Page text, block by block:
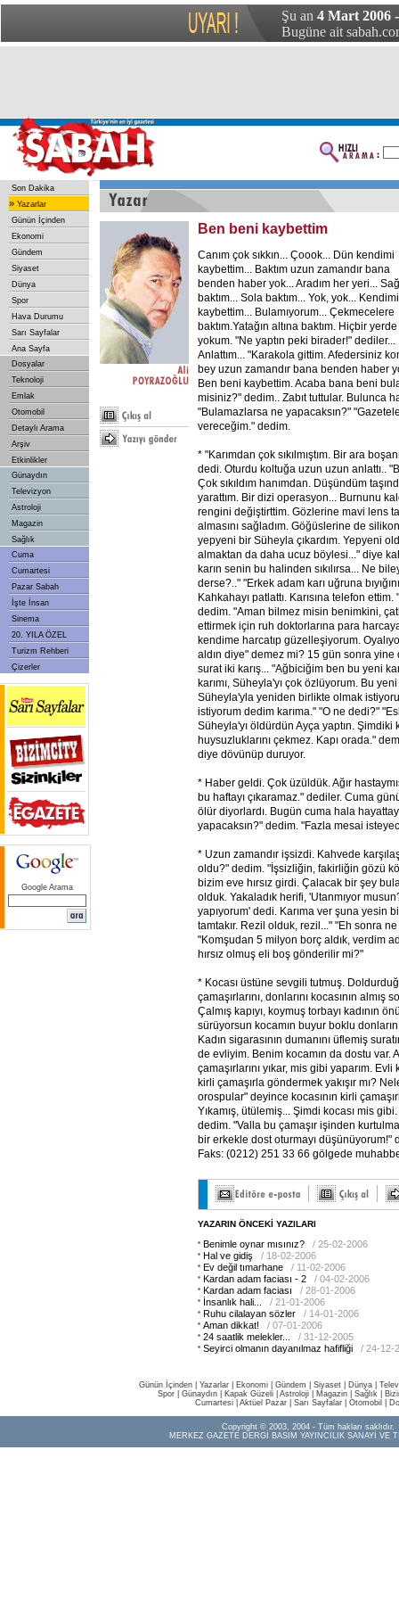
Şu an 4 Mart 2006
Bugüne ait
Son Dakika
» Yazarlar
Günün İçinden
Ekonomi
Gündem
Siyaset
Dünya
Spor
Hava Durumu
Sarı Sayfalar
Ana Sayfa
Dosyalar
Teknoloji
Emlak
Otomobil
Detaylı Arama
Arşiv
Etkinlikler
Günaydın
Televizyon
Astroloji
Magazin
Sağlık
Cuma
Cumartesi
Pazar Sabah
İşte İnsan
Sinema
20. YILA ÖZEL
Turizm Rehberi
Çizerler
Google Arama
Ben beni kaybettim
Canım çok sıkkın... Çoook... Dün kendimi
kaybettim... Baktım uzun zamandır bana
benden haber yok... Aradım her yeri...
baktım... Sola baktım... Yok, yok... Kendimi
kaybettim... Bulamıyorum... Çekmecelere
baktım.Yatağın altına baktım. Hiçbir yerde
yokum. "Ne yaptın peki birader!" dediler...
Anlattım... "Karakola gittim. Afedersiniz
bey uzun zamandır bana benden haber
Ben beni kaybettim. Acaba bana beni
misiniz?" dedim.. Zabıt tuttular. Bulunca
"Bulamazlarsa ne yapacaksın?"
vereceğim." dedim.
* "Karımdan çok sıkılmıştım. Bir ara
dedi. Oturdu koltuğa uzun uzun anlattı..
Çok sıkıldım hanımdan. Düşündüm
yarattım. Bir dizi operasyon... Burnunu
rengini değiştirttim. Gözlerine mavi lens
almasını sağladım. Göğüslerine de
yepyeni bir Süheyla çıkardım. Yepyeni
almaktan da daha ucuz böylesi..." diye
karın senin bu halinden sıkılırsa... Ne
derse?.." "Erkek adam karı uğruna
Kahkahayı patlattı. Karısına telefon
dedim. "Aman bilmez misin benimkini,
ettirmek için ruh doktorlarına para
kendime harcatıp güzelleşiyorum.
aldın diye" demez mi? 15 gün sonra yine
surat iki karış... "Ağbiciğim ben bu yeni
karımı, Süheyla'yı çok özlüyorum. Bu
Süheyla'yla yeniden birlikte olmak
istiyorum dedim karıma." "O ne dedi?"
Süheyla'yı öldürdün Ayça yaptın. Şimdiki
huysuzluklarını çekmez. Kapı orada."
diye dövünüp duruyor.
* Haber geldi. Çok üzüldük. Ağır
bu haftayı çıkaramaz." dediler. Cuma
ölür diyorlardı. Bugün cuma hala
yapacaksın?" dedim. "Fazla mesai
* Uzun zamandır işsizdi. Kahvede
oldu?" dedim. "İşsizliğin, fakirliğin gözü
bizim eve hırsız girdi. Çalacak bir şey
olduk. Yakaladık herifi, 'Utanmıyor
yapıyorum' dedi. Karıma ver şuna yesin
tamtakır. Rezil olduk, rezil..." "Eh sonra ne
"Komşudan 5 milyon borç aldık, verdim
hırsız olmuş eli boş gönderilir mi?"
* Kocası üstüne sevgili tutmuş.
çamaşırlarını, donlarını kocasının almış
Çalmış kapıyı, koymuş torbayı kadının
sürüyorsun kocamın buyur boklu
Kadın sigarasının dumanını üflemiş
de evliyim. Benim kocamın da dostu var.
çamaşırlarını yıkar, mis gibi yaparım. Evli
kirli çamaşırla göndermek yakışır mı?
orospular" deyince kocasının kirli
Yıkamış, ütülemiş... Şimdi kocası mis
dedim. "Valla bu çamaşır işinden
bir erkekle dost oturmayı düşünüyorum!"
Faks: (0212) 251 33 66 gölgede
YAZARIN ÖNCEKİ YAZILARI
Benimle oynar mısınız?
/ 25-02-2006
Hal ve gidiş
/ 18-02-2006
Ev değil tımarhane
/ 11-02-2006
Kardan adam faciası - 2
/ 04-02-2006
Kardan adam faciası
/ 28-01-2006
İnsanlık hali...
/ 21-01-2006
Ruhu cilalayan sözler
/ 14-01-2006
Aman dikkat!
/ 07-01-2006
24 saatlik melekler...
/ 31-12-2005
Seyirci olmanın dayanılmaz hafifliği
/ 24-12-
Günün İçinden Yazarlar Ekonomi Gündem Siyaset Dünya |
Spor
Günaydın Kapak Güzeli Astroloji Magazin Sağlık
Cumartesi| Aktüel Pazar| Sarı Sayfalar| Otomobil
Copyright © 2003, 2004 - Tüm hakları saklıdır.
MERKEZ GAZETE DERGİ BASIM YAYINCILIK SANAYİ VE